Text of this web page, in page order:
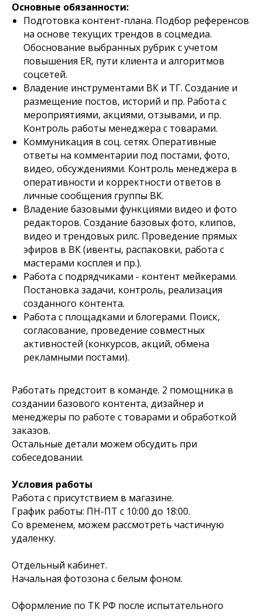
Основные обязанности:
Подготовка контент-плана. Подбор референсов
на основе текущих трендов в соцмедиа.
Обоснование выбранных рубрик с учетом
повышения ER, пути клиента и алгоритмов
соцсетей.
Владение инструментами ВК и ТГ. Создание и
размещение постов, историй и пр. Работа с
мероприятиями, акциями, отзывами, и пр.
Контроль работы менеджера с товарами.
Коммуникация в соц. сетях. Оперативные
ответы на комментарии под постами, фото,
видео, обсуждениями. Контроль менеджера в
оперативности и корректности ответов в
личные сообщения группы ВК.
Владение базовыми функциями видео и фото
редакторов. Создание базовых фото, клипов,
видео и трендовых рилс. Проведение прямых
эфиров в ВК (ивенты, распаковки, работа с
мастерами косплея и пр.).
Работа с подрядчиками - контент мейкерами.
Постановка задачи, контроль, реализация
созданного контента.
Работа с площадками и блогерами. Поиск,
согласование, проведение совместных
активностей (конкурсов, акций, обмена
рекламными постами).
Работать предстоит в команде. 2 помощника в
создании базового контента, дизайнер и
менеджеры по работе с товарами и обработкой
заказов.
Остальные детали можем обсудить при
собеседовании.
Условия работы
Работа с присутствием в магазине.
График работы: ПН-ПТ с 10:00 до 18:00.
Со временем, можем рассмотреть частичную
удаленку.
Отдельный кабинет.
Начальная фотозона с белым фоном.
Оформление по ТК РФ после испытательного